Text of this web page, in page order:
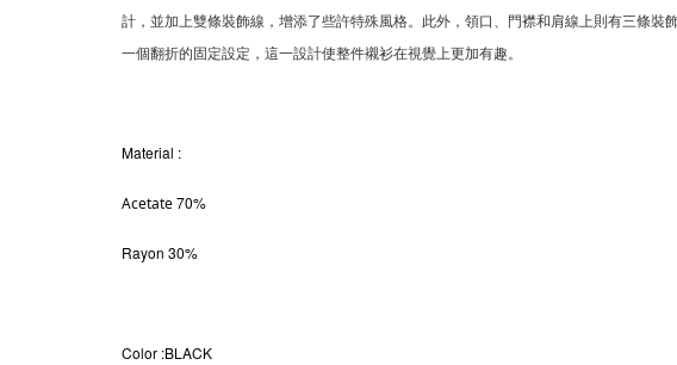
計，並加上雙條裝飾線，增添了些許特殊風格。此外，領口、門襟和肩線上則有三條
一個翻折的固定設定，這一設計使整件襯衫在視覺上更加有趣。
Material :
Acetate70%
Rayon 30%
Color :BLACK